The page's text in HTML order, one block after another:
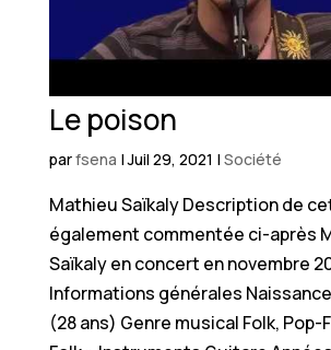
Le poison
parfsena |Juil 29, 2021 | Société
Mathieu Saïkaly Description de
également commentée ci-après
Saïkaly en concert en novembre
Informations générales Naissance
(28 ans) Genre musical Folk, Pop-